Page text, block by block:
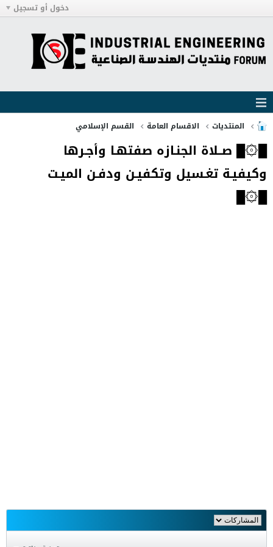
دخول أو تسجيل
المنتديات الاقسام العامة القسم الإسلامي
█۞█ صــلاة الجنـازه صفتهـا وأجـرها
وكيفيـة تغـسيل وتكفيـن ودفـن الميـت
█۞█